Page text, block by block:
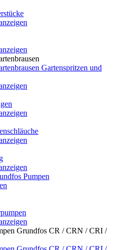
Gartenspritzen und
Pumpen